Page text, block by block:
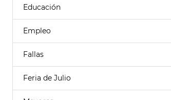
Educación
Empleo
Fallas
Feria de Julio